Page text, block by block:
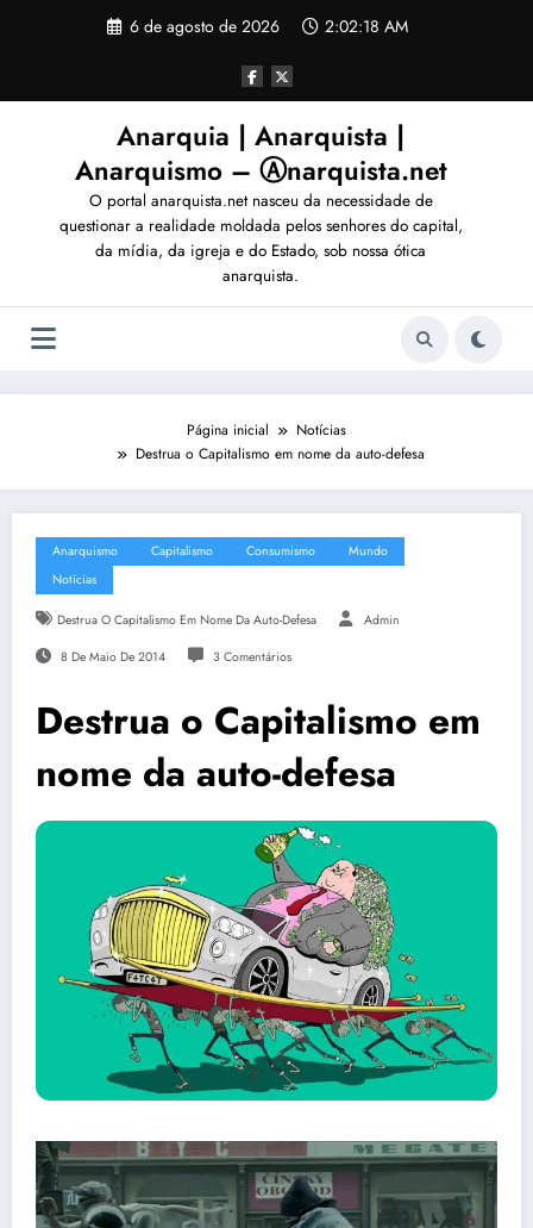
6 de agosto de 2026 2:02:19 AM
Anarquia | Anarquista |
Anarquismo – Ⓐnarquista.net
O portal anarquista.net nasceu da necessidade de
questionar a realidade moldada pelos senhores do capital,
da mídia, da igreja e do Estado, sob nossa ótica
anarquista.
Página inicial
Notícias
Destrua o Capitalismo em nome da auto-defesa
Anarquismo Capitalismo Consumismo
Mundo
Notícias
Destrua O Capitalismo Em Nome Da Auto-Defesa Admin
8 De Maio De 2014 3 Comentários
Destrua o Capitalismo em
nome da auto-defesa